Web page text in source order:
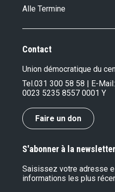
Alle Termine
Contact
Union démocratique du
Tel.031 300 58 58 | E-Mail:
0023 5235 8557 0001 Y
Faire un don
S'abonner à la newsletter
Saisissez votre adresse
informations les plus